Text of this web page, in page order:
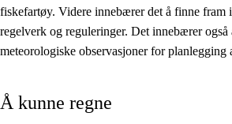
fiskefartøy. Videre innebærer det å finne fram
regelverk og reguleringer. Det innebærer også
meteorologiske observasjoner for planlegging
Å kunne regne